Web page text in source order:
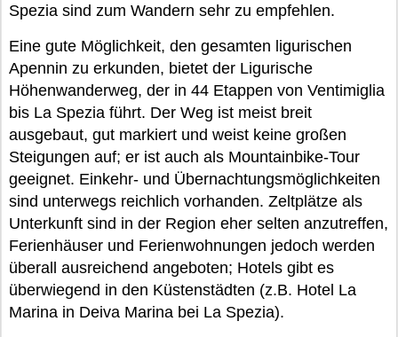
Spezia sind zum Wandern sehr zu empfehlen.
Eine gute Möglichkeit, den gesamten ligurischen
Apennin zu erkunden, bietet der Ligurische
Höhenwanderweg, der in 44 Etappen von Ventimiglia
bis La Spezia führt. Der Weg ist meist breit
ausgebaut, gut markiert und weist keine großen
Steigungen auf; er ist auch als Mountainbike-Tour
geeignet. Einkehr- und Übernachtungsmöglichkeiten
sind unterwegs reichlich vorhanden. Zeltplätze als
Unterkunft sind in der Region eher selten anzutreffen,
Ferienhäuser und Ferienwohnungen jedoch werden
überall ausreichend angeboten; Hotels gibt es
überwiegend in den Küstenstädten (z.B. Hotel La
Marina in Deiva Marina bei La Spezia).